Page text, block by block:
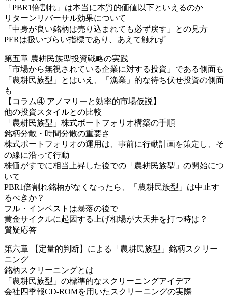
「PBR1倍割れ」は本当に本質的価値以下といえるのか
リターンリバーサル効果について
「中身が良い銘柄は売り込まれても必ず戻す」との見方
PERは扱いづらい指標であり、あえて触れず
第五章 農耕民族型投資戦略の実践
「市場から無視されている企業に対する投資」である側面も
「農耕民族型」とはいえ、「漁業」的な待ち伏せ投資の側面
も
【コラム④ アノマリーと効率的市場仮説】
他の投資スタイルとの比較
「農耕民族型」株式ポートフォリオ構築の手順
銘柄分散・時間分散の重要さ
株式ポートフォリオの運用は、事前に行動計画を策定し、そ
の線に沿って行動
株価がすでに相当上昇した後での「農耕民族型」の開始につ
いて
PBR1倍割れ銘柄がなくなったら、「農耕民族型」は中止す
るべきか？
フル・インベストは暴落の後で
黄金サイクルに起因する上げ相場が大天井を打つ時は？
質疑応答
第六章 【定量的判断】による「農耕民族型」銘柄スクリー
ニング
銘柄スクリーニングとは
「農耕民族型」の標準的なスクリーニングアイデア
会社四季報CD-ROMを用いたスクリーニングの実際